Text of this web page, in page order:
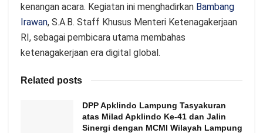
kenangan acara. Kegiatan ini menghadirkan Bambang
Irawan, S.A.B. Staff Khusus Menteri Ketenagakerjaan
RI, sebagai pembicara utama membahas
ketenagakerjaan era digital global.
Related posts
DPP Apklindo Lampung Tasyakuran
atas Milad Apklindo Ke-41 dan Jalin
Sinergi dengan MCMI Wilayah Lampung